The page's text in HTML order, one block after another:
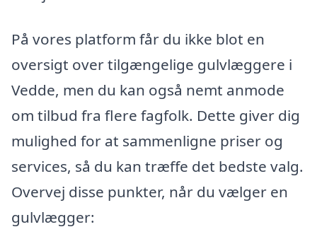
På vores platform får du ikke blot en
oversigt over tilgængelige gulvlæggere i
Vedde, men du kan også nemt anmode
om tilbud fra flere fagfolk. Dette giver dig
mulighed for at sammenligne priser og
services, så du kan træffe det bedste valg.
Overvej disse punkter, når du vælger en
gulvlægger: